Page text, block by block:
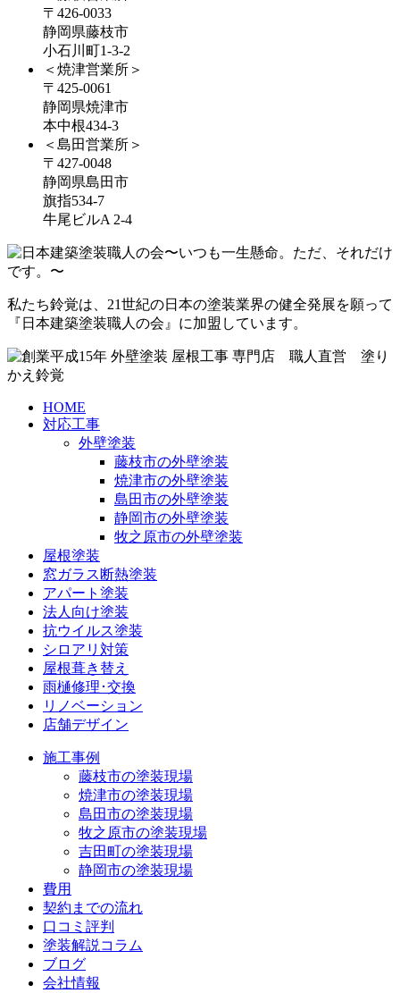
〒426-0033
静岡県藤枝市
小石川町1-3-2
＜焼津営業所＞
〒425-0061
静岡県焼津市
本中根434-3
＜島田営業所＞
〒427-0048
静岡県島田市
旗指534-7
牛尾ビルA 2-4
私たち鈴覚は、21世紀の日本の塗装業界の健全発展を願って
『日本建築塗装職人の会』に加盟しています。
HOME
対応工事
外壁塗装
藤枝市の外壁塗装
焼津市の外壁塗装
島田市の外壁塗装
静岡市の外壁塗装
牧之原市の外壁塗装
屋根塗装
窓ガラス断熱塗装
アパート塗装
法人向け塗装
抗ウイルス塗装
シロアリ対策
屋根葺き替え
雨樋修理･交換
リノベーション
店舗デザイン
施工事例
藤枝市の塗装現場
焼津市の塗装現場
島田市の塗装現場
牧之原市の塗装現場
吉田町の塗装現場
静岡市の塗装現場
費用
契約までの流れ
口コミ評判
塗装解説コラム
ブログ
会社情報